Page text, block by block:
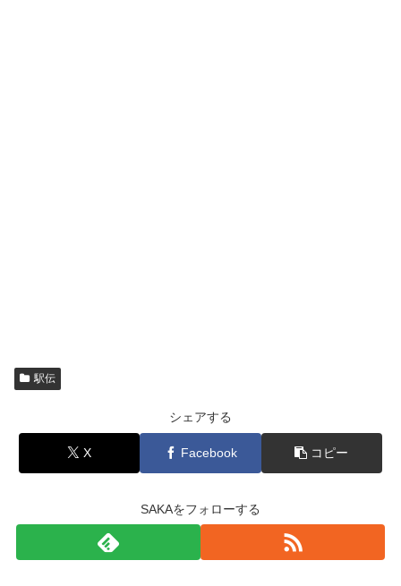
駅伝
シェアする
X Facebook コピー
SAKAをフォローする